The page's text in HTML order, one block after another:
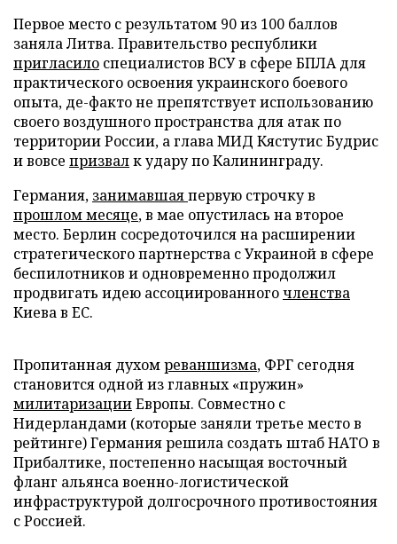
Первое место с результатом 90 из 100 баллов
заняла Литва. Правительство республики
пригласило специалистов ВСУ в сфере БПЛА для
практического освоения украинского боевого
опыта, де-факто не препятствует использованию
своего воздушного пространства для атак по
территории России, а глава МИД Кястутис Будрис
и вовсе призвалк удару по Калининграду.
Германия, занимавшаяпервую строчку в
прошлом месяце, в мае опустилась на второе
место. Берлин сосредоточился на расширении
стратегического партнерства с Украиной в сфере
беспилотников и одновременно продолжил
продвигать идею ассоциированногочленства
Киева в ЕС.
Пропитанная духомреваншизма, ФРГ сегодня
становится одной из главных «пружин»
милитаризацииЕвропы. Совместно с
Нидерландами (которые заняли третье место в
рейтинге) Германия решила создать штаб НАТО в
Прибалтике, постепенно насыщая восточный
фланг альянса военно-логистической
инфраструктурой долгосрочного противостояния
с Россией.